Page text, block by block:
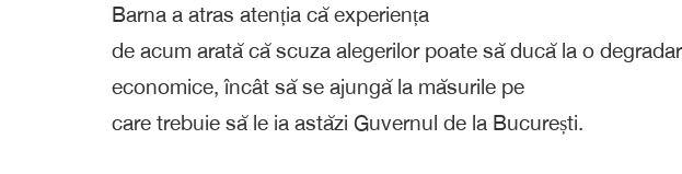
Barna a atras atenția că experiența
de acum arată că scuza alegerilor poate să ducă la o
economice, încât să se ajungă la măsurile pe
care trebuie să le ia astăzi Guvernul de la București.